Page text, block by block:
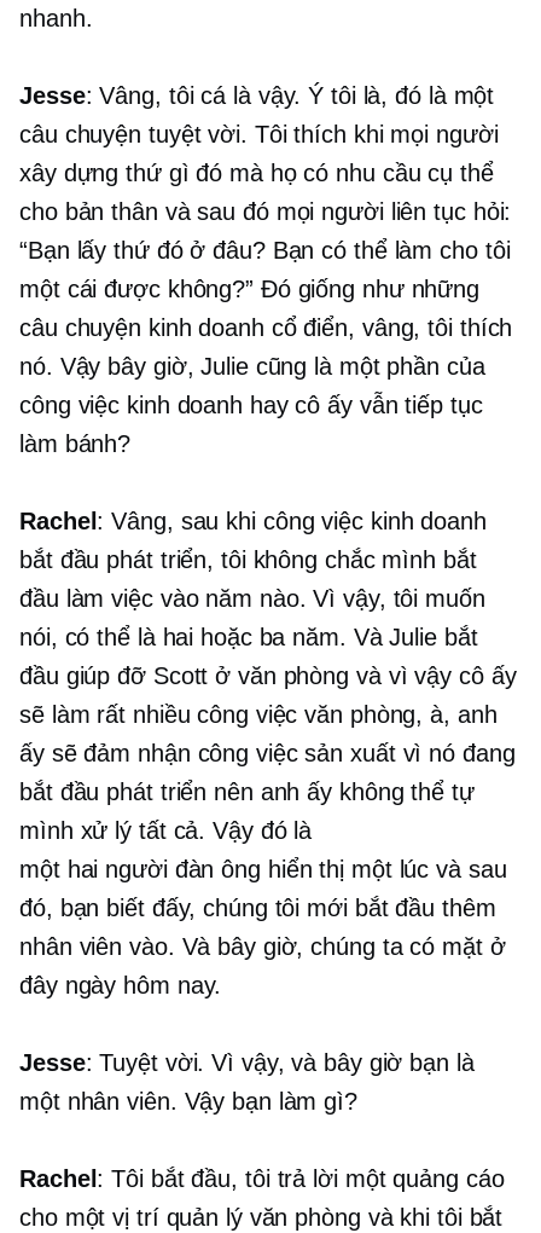
nhanh.
Jesse: Vâng, tôi cá là vậy. Ý tôi là, đó là một
câu chuyện tuyệt vời. Tôi thích khi mọi người
xây dựng thứ gì đó mà họ có nhu cầu cụ thể
cho bản thân và sau đó mọi người liên tục hỏi:
“Bạn lấy thứ đó ở đâu? Bạn có thể làm cho tôi
một cái được không?” Đó giống như những
câu chuyện kinh doanh cổ điển, vâng, tôi thích
nó. Vậy bây giờ, Julie cũng là một phần của
công việc kinh doanh hay cô ấy vẫn tiếp tục
làm bánh?
Rachel : Vâng, sau khi công việc kinh doanh
bắt đầu phát triển, tôi không chắc mình bắt
đầu làm việc vào năm nào. Vì vậy, tôi muốn
nói, có thể là hai hoặc ba năm. Và Julie bắt
đầu giúp đỡ Scott ở văn phòng và vì vậy cô ấy
sẽ làm rất nhiều công việc văn phòng, à, anh
ấy sẽ đảm nhận công việc sản xuất vì nó đang
bắt đầu phát triển nên anh ấy không thể tự
mình xử lý tất cả. Vậy đó là
một hai người đàn ông hiển thị một lúc và sau
đó, bạn biết đấy, chúng tôi mới bắt đầu thêm
nhân viên vào. Và bây giờ, chúng ta có mặt ở
đây ngày hôm nay.
Jesse: Tuyệt vời. Vì vậy, và bây giờ bạn là
một nhân viên. Vậy bạn làm gì?
Rachel : Tôi bắt đầu, tôi trả lời một quảng cáo
cho một vị trí quản lý văn phòng và khi tôi bắt